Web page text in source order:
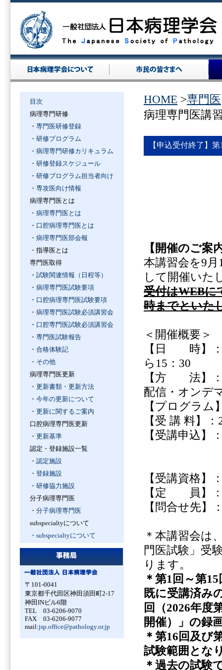
目次
病理専門研修
・ 専門医研修登録
・ 研修プログラム
・ 病理専門研修カリキュラム
・ 研修登録スケジュール
・ 研修プログラム担当者向け
・ 専攻医向け情報
病理専門医とは
・ 病理専門医とは
・ 口腔病理専門医とは
・ 病理専門医部会報
・指導医とは
専門医取得
・ 試験関連情報（日程等）
・ 病理専門医試験要項
・ 口腔病理専門医試験要項
・ 病理専門医試験必須講習会
・ 口腔専門医試験必須講習会
・ 専門医試験報告
・ 合格体験記
・ その他
病理専門医更新
・ 更新書類・更新方法
・ 今年の更新について
・ 更新に関するご案内
口腔病理専門医更新
・ 更新基準
認定・登録施設一覧
・ 認定施設
・ 登録施設
・ 研修協力施設
分子病理専門医
・ 分子病理専門医
subspecialtyについて
・ subspecialtyについて
〒101-0041
東京都千代田区神田須田町2-17
神田INビル6階
TEL 03-6206-9070
FAX 03-6206-9077
mail:jsp.office@pathology.or.jp
HOME >専門医
病理専門医講
【申込受付終了】
【開催のご案
本講習会を9月
して開催いた
受付はWEBに
時までといた
＜開催概要＞
【日 時】
ら 15 ： 30
【方 法】
配信・オンデ
【プログラム
【受 講 料】：
【受講申込】
【受講資格】
【定 員】
【問合せ先
＊本講習会は
門医試験」受
ります。
＊第1 回～第15
既に受講済み
回（2026年度
開催）」の録
＊第16回及び
試験範囲とな
＊過去の試験